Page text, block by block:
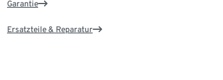
Garantie
Ersatzteile & Reparatur